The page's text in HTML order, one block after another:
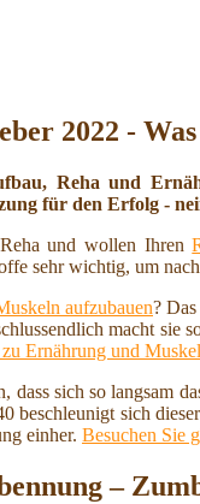
2022 -
Reha und
für den Erfolg -
und wollen Ihren
sehr wichtig, um
aufzubauen?
macht sie
Ernährung und
dass sich so langsam
beschleunigt sich
einher. Besuchen Sie
–